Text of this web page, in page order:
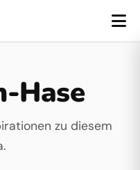
Hase
zu diesem